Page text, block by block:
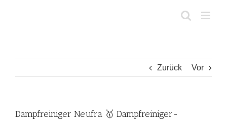
Zurück Vor
Dampfreiniger Neufra 🥇 Dampfreiniger-